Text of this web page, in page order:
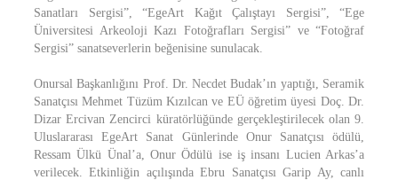
Sanatları Sergisi”, “EgeArt Kağıt Çalıştayı Sergisi”, “Ege
Üniversitesi Arkeoloji Kazı Fotoğrafları Sergisi” ve “Fotoğraf
Sergisi” sanatseverlerin beğenisine sunulacak.
Onursal Başkanlığını Prof. Dr. Necdet Budak’ın yaptığı, Seramik
Sanatçısı Mehmet Tüzüm Kızılcan ve EÜ öğretim üyesi Doç. Dr.
Dizar Ercivan Zencirci küratörlüğünde gerçekleştirilecek olan 9.
Uluslararası EgeArt Sanat Günlerinde Onur Sanatçısı ödülü,
Ressam Ülkü Ünal’a, Onur Ödülü ise iş insanı Lucien Arkas’a
verilecek. Etkinliğin açılışında Ebru Sanatçısı Garip Ay, canlı